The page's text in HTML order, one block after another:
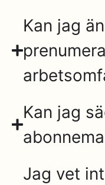
Kan jag
Kan jag
Jag vet